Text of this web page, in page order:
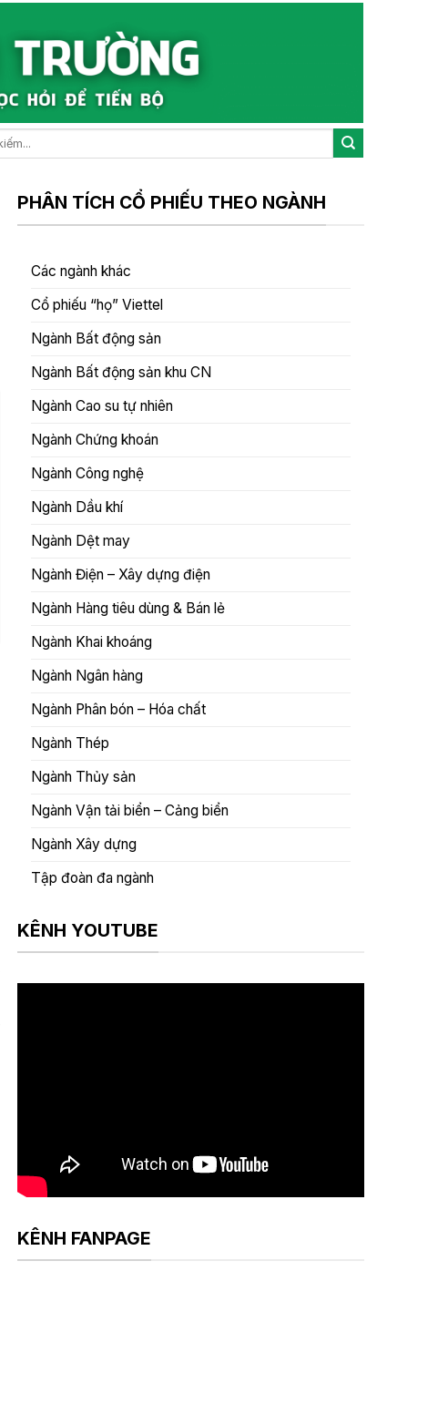
PHÂN TÍCH CỔ PHIẾU THEO NGÀNH
Các ngành khác
Cổ phiếu “họ” Viettel
Ngành Bất động sản
Ngành Bất động sản khu CN
Ngành Cao su tự nhiên
Ngành Chứng khoán
Ngành Công nghệ
Ngành Dầu khí
Ngành Dệt may
Ngành Điện – Xây dựng điện
Ngành Hàng tiêu dùng & Bán lẻ
Ngành Khai khoáng
Ngành Ngân hàng
Ngành Phân bón – Hóa chất
Ngành Thép
Ngành Thủy sản
Ngành Vận tải biển – Cảng biển
Ngành Xây dựng
Tập đoàn đa ngành
KÊNH YOUTUBE
KÊNH FANPAGE